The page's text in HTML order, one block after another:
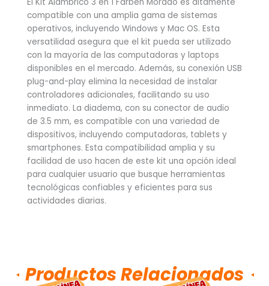
compatible con una amplia gama de sistemas
operativos, incluyendo Windows y Mac OS. Esta
versatilidad asegura que el kit pueda ser utilizado
con la mayoría de las computadoras y laptops
disponibles en el mercado. Además, su conexión USB
plug-and-play elimina la necesidad de instalar
controladores adicionales, facilitando su uso
inmediato. La diadema, con su conector de audio
de 3.5 mm, es compatible con una variedad de
dispositivos, incluyendo computadoras, tablets y
smartphones. Esta compatibilidad amplia y su
facilidad de uso hacen de este kit una opción ideal
para cualquier usuario que busque herramientas
tecnológicas confiables y eficientes para sus
actividades diarias.
Productos Relacionados